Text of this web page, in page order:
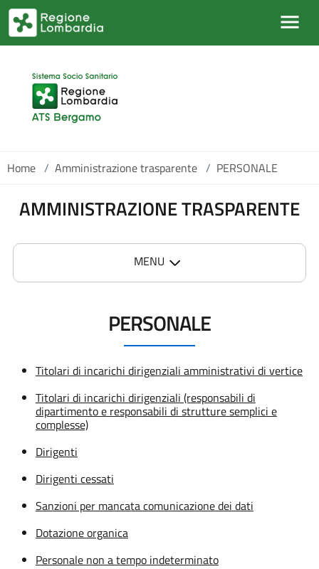
Salta al contenuto principale
Home / Amministrazione trasparente / PERSONALE
AMMINISTRAZIONE TRASPARENTE
MENU
PERSONALE
Titolari di incarichi dirigenziali amministrativi di vertice
Titolari di incarichi dirigenziali (responsabili di
dipartimento e responsabili di strutture semplici e
complesse)
Dirigenti
Dirigenti cessati
Sanzioni per mancata comunicazione dei dati
Dotazione organica
Personale non a tempo indeterminato